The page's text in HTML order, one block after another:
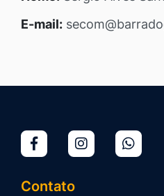
E-mail:
Contato